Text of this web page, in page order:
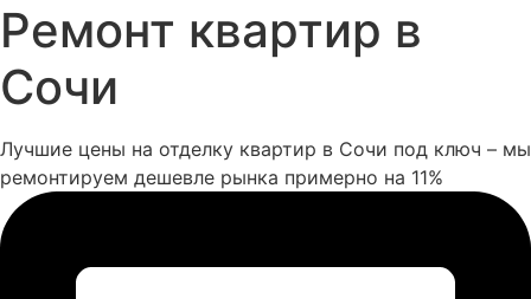
Ремонт квартир в
Сочи
Лучшие цены на отделку квартир в Сочи под ключ – мы
ремонтируем дешевле рынка примерно на 11%